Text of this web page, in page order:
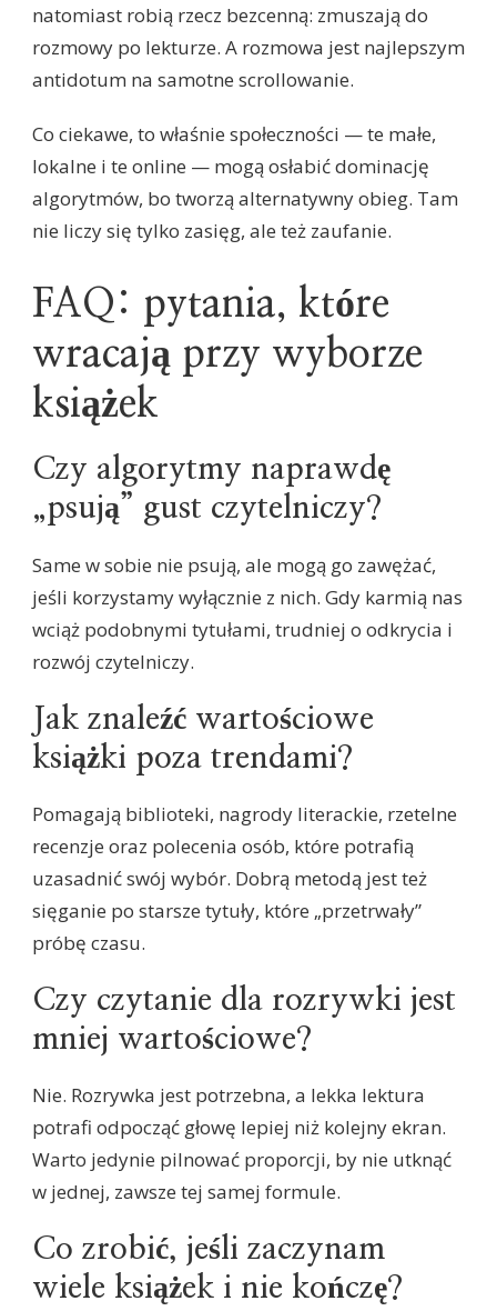
natomiast robią rzecz bezcenną: zmuszają do
rozmowy po lekturze. A rozmowa jest najlepszym
antidotum na samotne scrollowanie.
Co ciekawe, to właśnie społeczności — te małe,
lokalne i te online — mogą osłabić dominację
algorytmów, bo tworzą alternatywny obieg. Tam
nie liczy się tylko zasięg, ale też zaufanie.
FAQ: pytania, które
wracają przy wyborze
książek
Czy algorytmy naprawdę
„psują” gust czytelniczy?
Same w sobie nie psują, ale mogą go zawężać,
jeśli korzystamy wyłącznie z nich. Gdy karmią nas
wciąż podobnymi tytułami, trudniej o odkrycia i
rozwój czytelniczy.
Jak znaleźć wartościowe
książki poza trendami?
Pomagają biblioteki, nagrody literackie, rzetelne
recenzje oraz polecenia osób, które potrafią
uzasadnić swój wybór. Dobrą metodą jest też
sięganie po starsze tytuły, które „przetrwały”
próbę czasu.
Czy czytanie dla rozrywki jest
mniej wartościowe?
Nie. Rozrywka jest potrzebna, a lekka lektura
potrafi odpocząć głowę lepiej niż kolejny ekran.
Warto jedynie pilnować proporcji, by nie utknąć
w jednej, zawsze tej samej formule.
Co zrobić, jeśli zaczynam
wiele książek i nie kończę?